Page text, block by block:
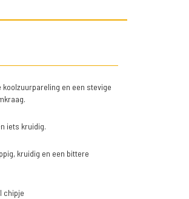
en een stevige
iets kruidig.
kruidig en een bittere
chipje